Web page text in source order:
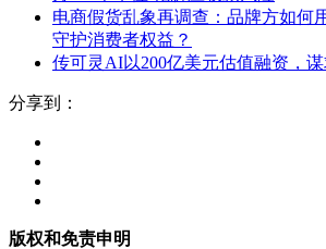
电商假货乱象再调查：品牌方如何
守护消费者权益？
传可灵AI以200亿美元估值融资，
分享到：
版权和免责申明